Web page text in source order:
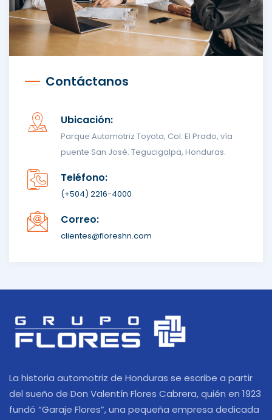
Contáctanos
Ubicación:
Parque Automotriz Toyota, Col. El Prado, vía
puente San José. Tegucigalpa, Honduras.
Teléfono:
(+504) 2216-4000
Correo:
clientes@floreshn.com
La historia automotriz de Honduras se escribe a partir
del sueño de Don Valentín Flores Cabrera, quién en 1923
fundó “Garaje Flores”, una pequeña empresa dedicada